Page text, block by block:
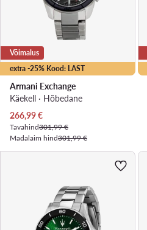
extra -25% Kood: LAST
Võimalus
Armani Exchange
Käekell · Hõbedane
Praegune hind
266,99€
Tavahind301,99 €
Madalaim hind301,99 €